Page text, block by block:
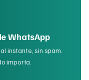
WhatsApp
instante, sin spam.
importa.